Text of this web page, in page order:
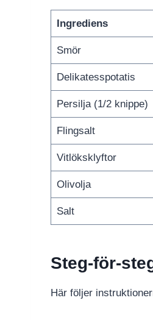
Ingrediens
Smör
Delikatesspotatis
Persilja (1/2 knippe)
Flingsalt
Vitlöksklyftor
Olivolja
Salt
Steg-för-
Här följer